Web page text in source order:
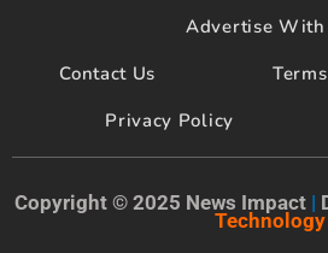
Advertise With
Contact Us
Privacy Policy
Copyright © 2025 News Impact |
Technology